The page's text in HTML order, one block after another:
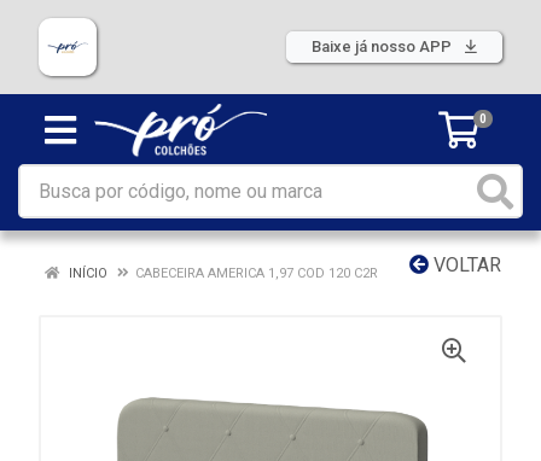
Baixe já nosso APP
0
VOLTAR
INÍCIO CABECEIRA AMERICA 1,97 COD 120 C2R